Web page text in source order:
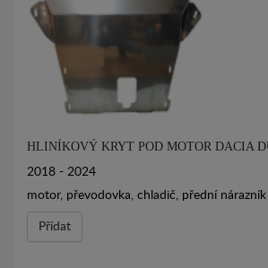
HLINÍKOVÝ KRYT POD MOTOR DACIA
2018 - 2024
motor, převodovka, chladič, přední nárazník
Přídat